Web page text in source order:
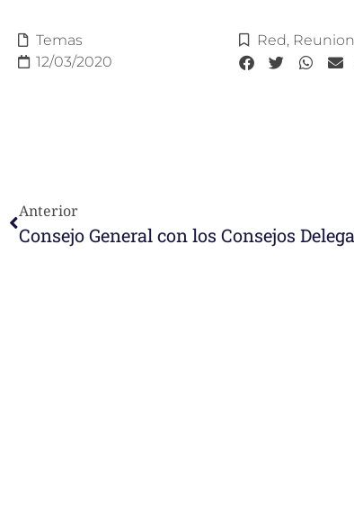
Temas
12/03/2020
Red,
Anterior
Consejo General con los Consejos